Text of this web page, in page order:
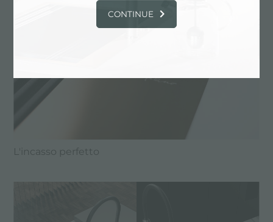
L'incasso perfetto
CONTINUE